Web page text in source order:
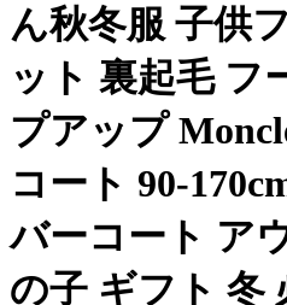
ん秋冬服 子供
ット 裏起毛 フ
プアップ
コート 90-
バーコート ア
の子 ギフト 冬